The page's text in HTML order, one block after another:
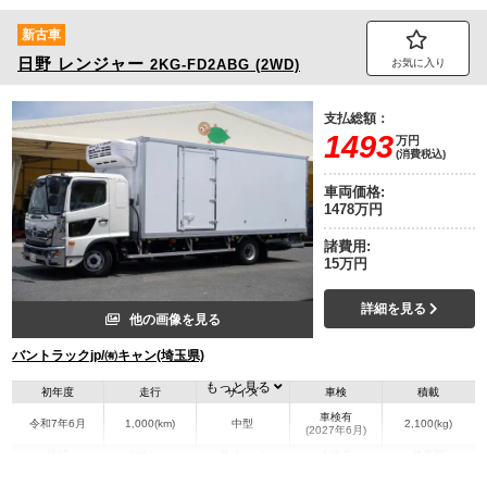
新古車
日野 レンジャー 2KG-FD2ABG (2WD) お気に入り
他の画像を見る
バントラックjp/㈲キャン(埼玉県)
支払総額：
1493万円
(消費税込)
車両価格:
1478万円
諸費用:
15万円
詳細を見る
初年度
令和7年6月
走行
1,000(km)
サイズ
中型
車検
車検有
(2027年6月)
積載
2,100(kg)
もっと見る